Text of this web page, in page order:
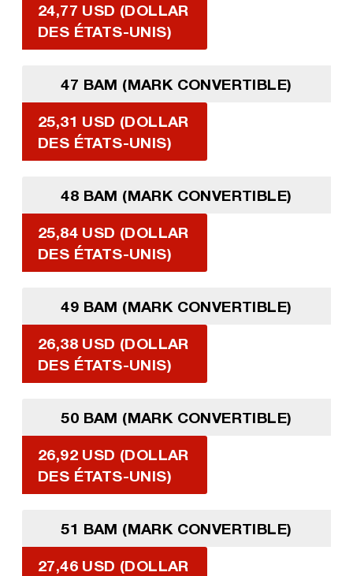
24,77 USD (DOLLAR
DES ÉTATS-UNIS)
47 BAM (MARK CONVERTIBLE)
25,31 USD (DOLLAR
DES ÉTATS-UNIS)
48 BAM (MARK CONVERTIBLE)
25,84 USD (DOLLAR
DES ÉTATS-UNIS)
49 BAM (MARK CONVERTIBLE)
26,38 USD (DOLLAR
DES ÉTATS-UNIS)
50 BAM (MARK CONVERTIBLE)
26,92 USD (DOLLAR
DES ÉTATS-UNIS)
51 BAM (MARK CONVERTIBLE)
27,46 USD (DOLLAR